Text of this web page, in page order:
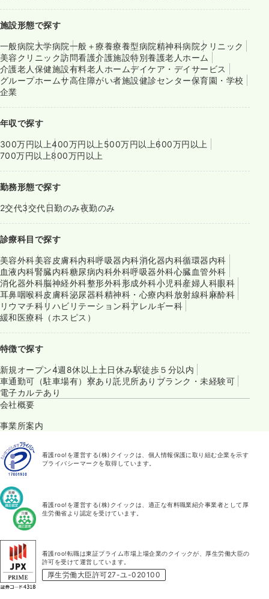
施設形態で探す
一般病院大学病院一般＋療養療養型病院精神科病院クリニック
美容クリニック訪問看護介護施設特別養護老人ホーム
介護老人保健施設有料老人ホームデイケア・デイサービス
グループホームサ高住障がい者施設健診センター保育園・学校
企業
年収で探す
300万円以上400万円以上 500万円以上600万円以上
700万円以上800万円以上
勤務形態で探す
2交代3交代日勤のみ夜勤のみ
診療科目で探す
美容外科美容皮膚科内科呼吸器内科消化器内科循環器内科
血液内科腎臓内科糖尿病内科外科呼吸器外科心臓血管外科
消化器外科脳神経外科整形外科形成外科小児科産婦人科眼科
耳鼻咽喉科皮膚科泌尿器科精神科・心療内科放射線科麻酔科
リウマチ科リハビリテーション科アレルギー科
緩和医療科（ホスピス）
特徴で探す
新規オープン4週8休以上 土日休み駅徒歩５分以内
車通勤可（駐車場有） 寮あり託児所あり ブランク・未経験可
電子カルテあり
会社概要
事業所案内
看護roo!を運営する(株)クイックは、個人情報保護に取り組む企業を示す
プライバシーマークを取得しています。
看護roo!を運営する(株)クイックは、適正な有料職業紹介事業者として厚
生労働省より認定を受けています。
看護roo!転職は東証プライム市場上場企業のクイックが、厚生労働大臣の
許可を受けて運営しています。
厚生労働大臣許可27-ユ-020100